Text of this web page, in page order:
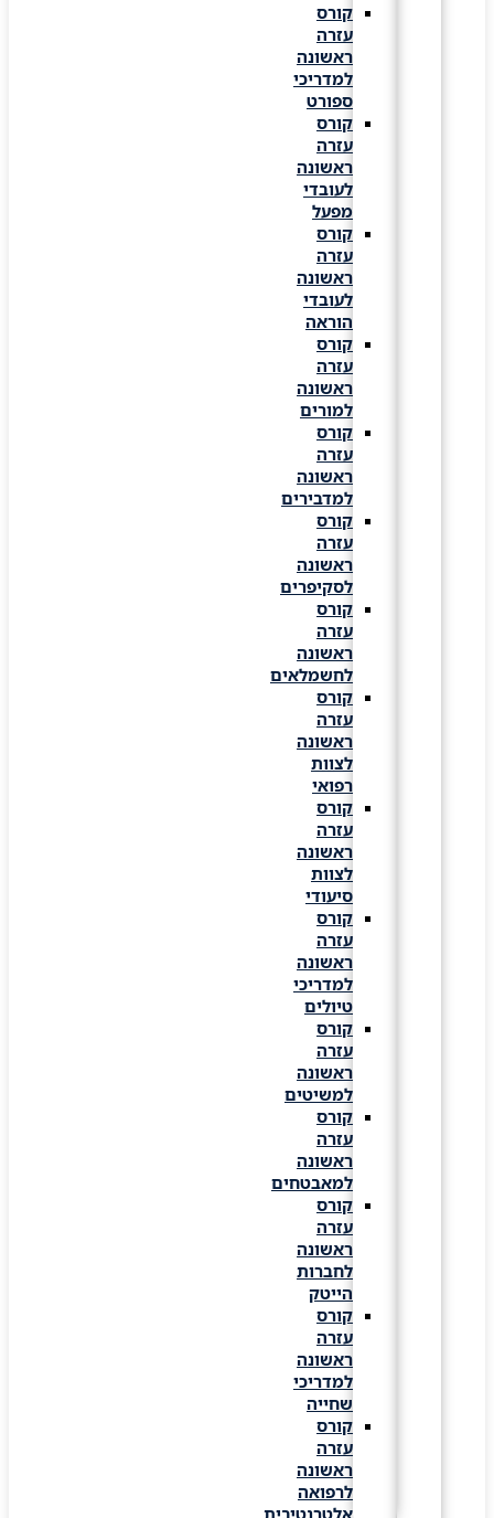
קורס
עזרה
ראשונה
למדריכי
ספורט
קורס
עזרה
ראשונה
לעובדי
מפעל
קורס
עזרה
ראשונה
לעובדי
הוראה
קורס
עזרה
ראשונה
למורים
קורס
עזרה
ראשונה
למדבירים
קורס
עזרה
ראשונה
לסקיפרים
קורס
עזרה
ראשונה
לחשמלאים
קורס
עזרה
ראשונה
לצוות
רפואי
קורס
עזרה
ראשונה
לצוות
סיעודי
קורס
עזרה
ראשונה
למדריכי
טיולים
קורס
עזרה
ראשונה
למשיטים
קורס
עזרה
ראשונה
למאבטחים
קורס
עזרה
ראשונה
לחברות
הייטק
קורס
עזרה
ראשונה
למדריכי
שחייה
קורס
עזרה
ראשונה
לרפואה
אלטרנטיבית